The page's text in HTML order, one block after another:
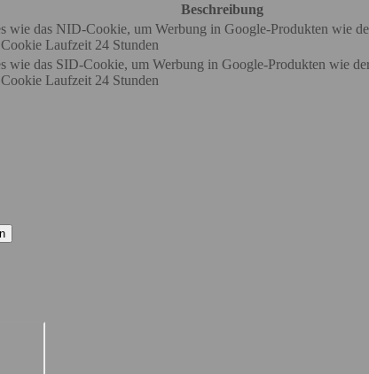
Beschreibung
wie das NID-Cookie, um Werbung in Google-Produkten wie
Cookie Laufzeit 24 Stunden
wie das SID-Cookie, um Werbung in Google-Produkten wie
Cookie Laufzeit 24 Stunden